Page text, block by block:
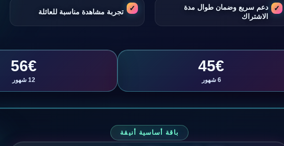
دعم سريع وضمان طوال مدة
الاشتراك
تجربة مشاهدة مناسبة للعائلة
45€
6 شهور
56€
12 شهور
باقة أساسية أنيقة